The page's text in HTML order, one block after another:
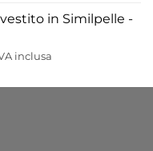
in Similpelle -
inclusa